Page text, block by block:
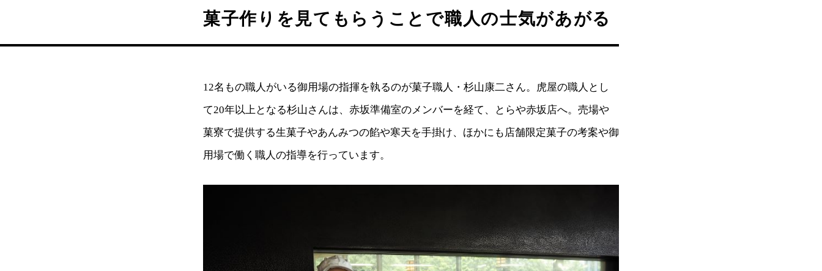
菓子作りを見てもらうことで職人の士気があがる
12名もの職人がいる御用場の指揮を執るのが菓子職人・杉山康二さん。虎屋の職人とし
て20年以上となる杉山さんは、赤坂準備室のメンバーを経て、とらや赤坂店へ。売場や
菓寮で提供する生菓子やあんみつの餡や寒天を手掛け、ほかにも店舗限定菓子の考案や御
用場で働く職人の指導を行っています。